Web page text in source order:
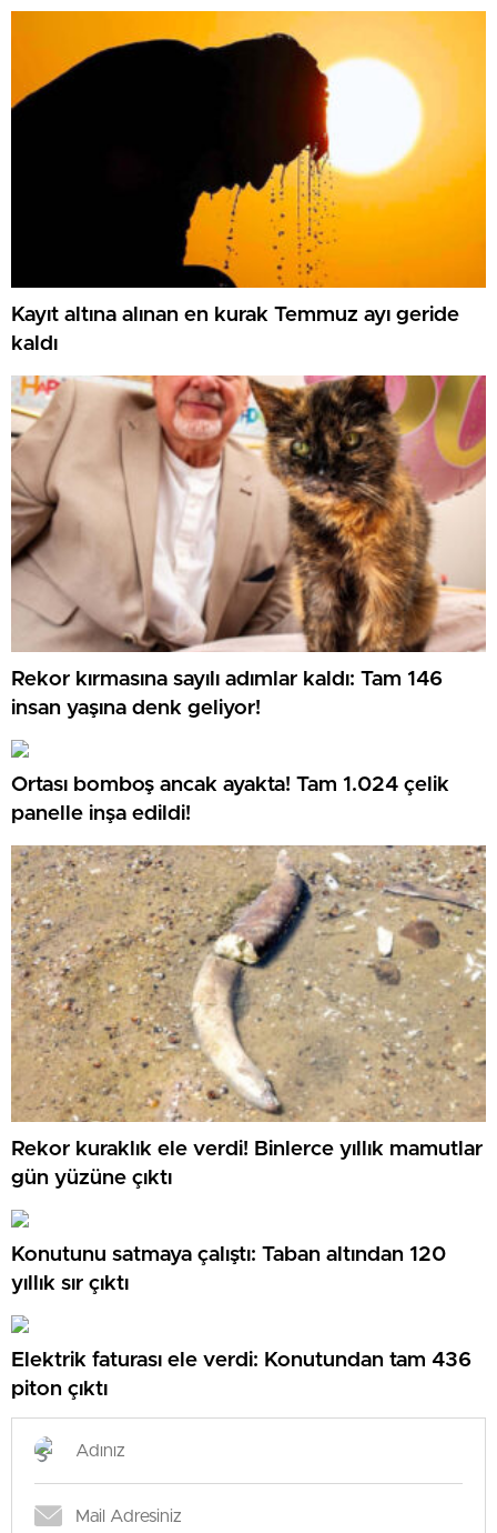
Kayıt altına alınan en kurak Temmuz ayı geride
kaldı
Rekor kırmasına sayılı adımlar kaldı: Tam 146
insan yaşına denk geliyor!
Ortası bomboş ancak ayakta! Tam 1.024 çelik
panelle inşa edildi!
Rekor kuraklık ele verdi! Binlerce yıllık mamutlar
gün yüzüne çıktı
Konutunu satmaya çalıştı: Taban altından 120
yıllık sır çıktı
Elektrik faturası ele verdi: Konutundan tam 436
piton çıktı